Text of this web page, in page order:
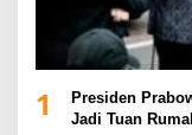
1
Presiden
Jadi Tuan